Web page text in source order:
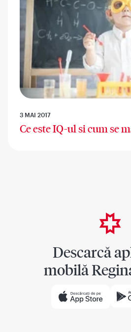
3 MAI 2017
Ce este IQ-ul si cum se
Descarcă
mobilă